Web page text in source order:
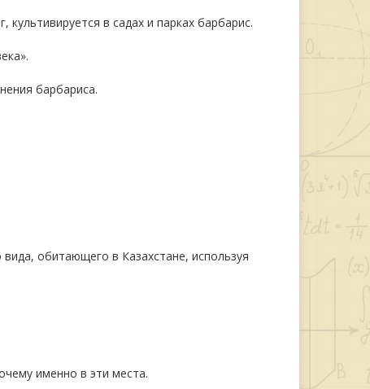
в садах и парках барбарис.
барбариса.
обитающего в Казахстане, используя
именно в эти места.